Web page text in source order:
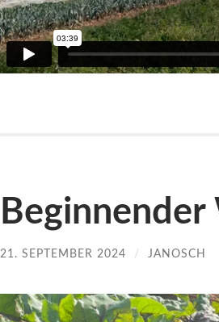
Beginnender
21. SEPTEMBER 2024 / JANOSCH